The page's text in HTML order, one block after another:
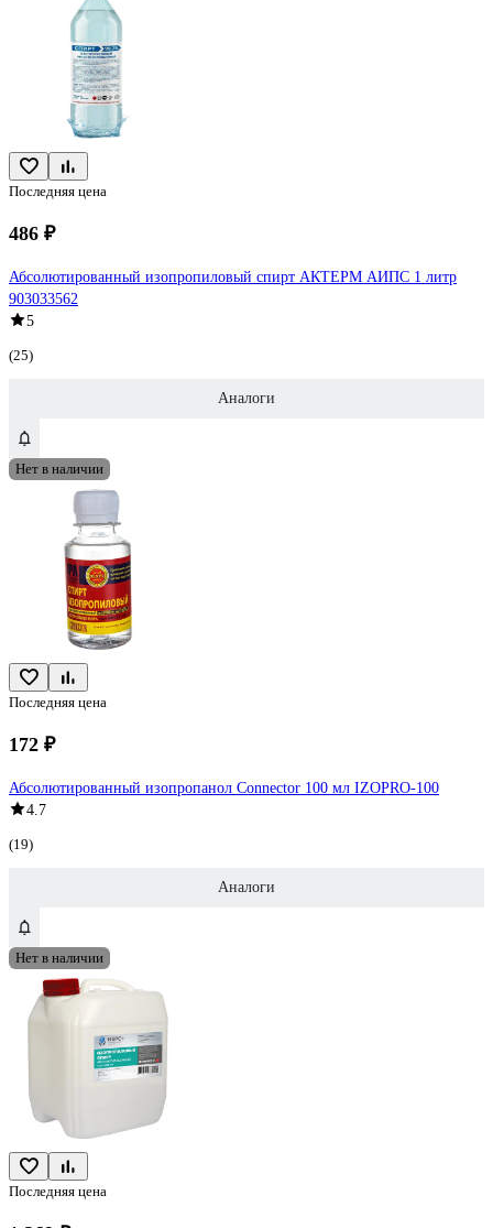
Последняя цена
486 ₽
Абсолютированный изопропиловый спирт АКТЕРМ АИПС 1 литр
903033562
5
(25)
Аналоги
Нет в наличии
Последняя цена
172 ₽
Абсолютированный изопропанол Connector 100 мл IZOPRO-100
4.7
(19)
Аналоги
Нет в наличии
Последняя цена